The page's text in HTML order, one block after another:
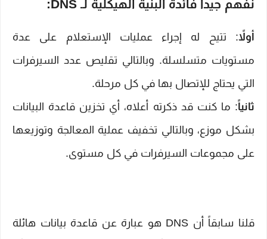
نفهم جيداً فائدة البنية الهيكلية لـ DNS:
أولاً: تتيح له إجراء عمليات الإستعلام على عدة
مستويات متسلسلة. وبالتالي تقليص عدد السيرفرات
التي يحتاج للإتصال بها في كل مرحلة.
ثانياً: ما كنت قد ذكرته أعلاه، أي تخزين قاعدة البيانات
بشكل موزع، وبالتالي تخفيف عملية المعالجة وتوزيعها
على مجموعات السيرفرات في كل مستوى.
قلنا سابقاً أن DNS هو عبارة عن قاعدة بيانات هائلة